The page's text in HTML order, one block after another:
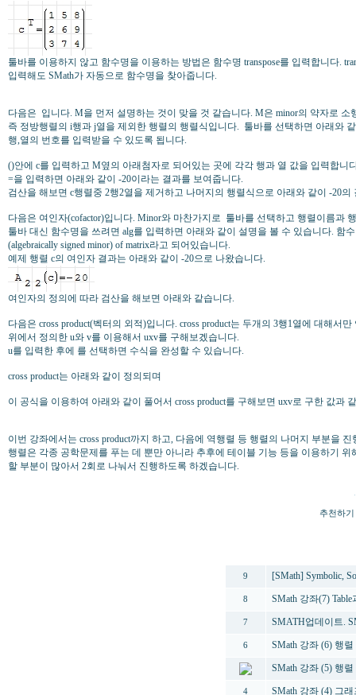
툴바를 이용하지 않고 함수명을 이용하는 방법은 함수명 transpose를 입력합니다.
입력해도 SMath가 자동으로 함수명을 찾아줍니다.
다음은 입니다. M을 먼저 설명하는 것이 맞을 것 같습니다. M은 minor의 약자로 소
즉 정방행렬의 i행과 j열을 제외한 행렬의 행렬식입니다. 툴바를 선택하면 아래와
행,열의 번호를 입력받을 수 있도록 됩니다.
()안에 c를 입력하고 M옆의 아래첨자로 되어있는 곳에 각각 행과 열 값을 입력합니
=을 입력하면 아래와 같이 -20이라는 결과를 보여줍니다.
검산을 해보면 c행렬중 2행2열을 제거하고 나머지의 행렬식으로 아래와 같이 -20의
다음은 여인자(cofactor)입니다. Minor와 마찬가지로 툴바를 선택하고 행렬이름과
툴바 대신 함수명을 쓰려면 alg를 입력하면 아래와 같이 설명을 볼 수 있습니다. 함
(algebraically signed minor) of matrix라고 되어있습니다.
예제 행렬 c의 여인자 결과는 아래와 같이 -20으로 나왔습니다.
여인자의 정의에 따라 검산을 해보면 아래와 같습니다.
다음은 cross product(벡터의 외적)입니다. cross product는 두개의 3행1열에 대해서
위에서 정의한 u와 v를 이용해서 uxv를 구해보겠습니다.
u를 입력한 후에 를 선택하면 수식을 완성할 수 있습니다.
cross product는 아래와 같이 정의되며
이 공식을 이용하여 아래와 같이 풀어서 cross product를 구해보면 uxv로 구한 값과
이번 강좌에서는 cross product까지 하고, 다음에 역행렬 등 행렬의 나머지 부분을
행렬은 각종 공학문제를 푸는 데 뿐만 아니라 추후에 테이블 기능 등을 이용하기 위
할 부분이 많아서 2회로 나눠서 진행하도록 하겠습니다.
추천하기
9 [SMath] Symbolic,
8 SMath 강좌(7)
7 SMATH업데이트.
6 SMath 강좌 (6) 행렬
SMath 강좌 (5) 행렬
4 SMath 강좌 (4) 그래